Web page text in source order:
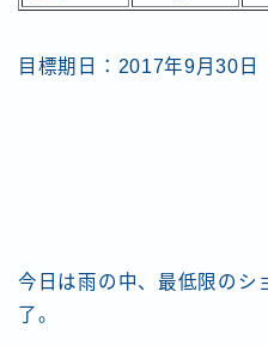
目標期日：2017年9月30日
今日は雨の中、最低限のシ
了。